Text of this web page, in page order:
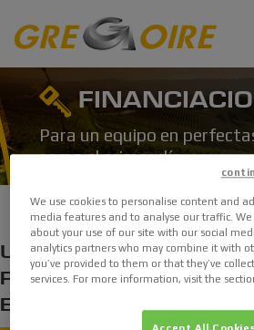
PRODUCTOS
ACTUALIDAD
EVENTOS
Suscripcion
Solicita un
Para un equipo en
como el primer día
UNA FÓRMULA DE
PROFESIONAL AL
EXPLOTACIÓN
We use cookies to personalise content and
media features and to analyse our traffic.
about your use of our site with our social
analytics partners who may combine it with
you’ve provided to them or that they’ve
services. For more information, visit the